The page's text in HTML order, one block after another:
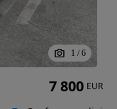
1 / 6
7 800 EUR